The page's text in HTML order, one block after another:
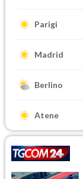
Parigi
Madrid
Berlino
Atene